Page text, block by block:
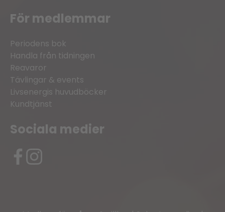
För medlemmar
Periodens bok
Handla från tidningen
Reavaror
Tävlingar & events
Livsenergis huvudböcker
Kundtjänst
Sociala medier